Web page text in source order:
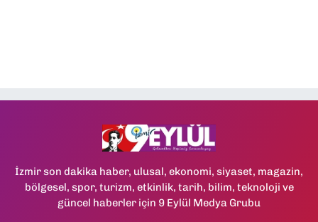
İzmir son dakika haber, ulusal, ekonomi, siyaset, magazin,
bölgesel, spor, turizm, etkinlik, tarih, bilim, teknoloji ve
güncel haberler için 9 Eylül Medya Grubu